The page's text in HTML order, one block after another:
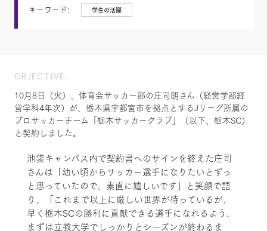
キーワード: 学生の活躍
OBJECTIVE.
10月8日（火）、体育会サッカー部の庄司朗さん（経営学部経
営学科4年次）が、栃木県宇都宮市を拠点とするJリーグ所属の
プロサッカーチーム「栃木サッカークラブ」（以下、栃木SC）
と契約しました。
池袋キャンパス内で契約書へのサインを終えた庄司
さんは「幼い頃からサッカー選手になりたいとずっ
と思っていたので、素直に嬉しいです」と笑顔で語
り、「これまで以上に厳しい世界が待っているが、
早く栃木SCの勝利に貢献できる選手になれるよう、
まずは立教大学でしっかりとシーズンが終わるま